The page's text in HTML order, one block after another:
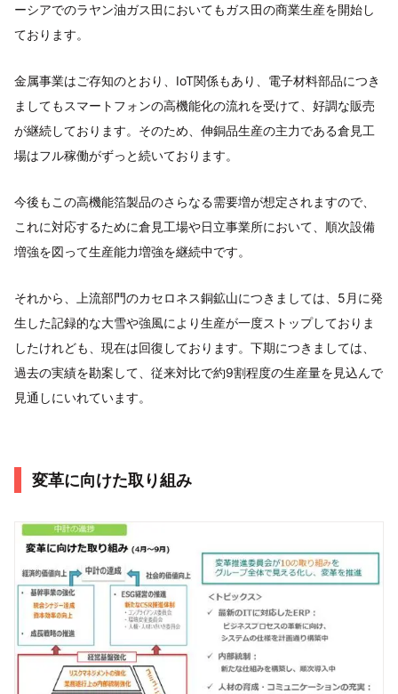
ーシアでのラヤン油ガス田においてもガス田の商業生産を開始し
ております。
金属事業はご存知のとおり、IoT関係もあり、電子材料部品につき
ましてもスマートフォンの高機能化の流れを受けて、好調な販売
が継続しております。そのため、伸銅品生産の主力である倉見工
場はフル稼働がずっと続いております。
今後もこの高機能箔製品のさらなる需要増が想定されますので、
これに対応するために倉見工場や日立事業所において、順次設備
増強を図って生産能力増強を継続中です。
それから、上流部門のカセロネス銅鉱山につきましては、5月に発
生した記録的な大雪や強風により生産が一度ストップしておりま
したけれども、現在は回復しております。下期につきましては、
過去の実績を勘案して、従来対比で約9割程度の生産量を見込んで
見通しにいれています。
変革に向けた取り組み